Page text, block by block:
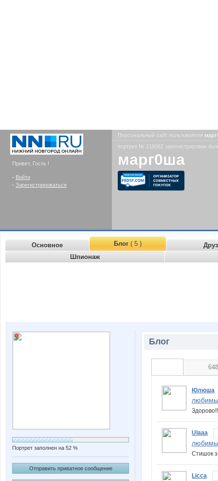
Привет, Гость !
- Войти
- Зарегистрироваться
Персональный сайт пользователя
портрет № 219062 зарегистрирован
марг0ша
Основное Блог( 5 )
Шпионаж
Портрет заполнен на 52 %
Отправить приватное сообщение
Блог
Юлюша
Ulaaa
Стишок
Licca